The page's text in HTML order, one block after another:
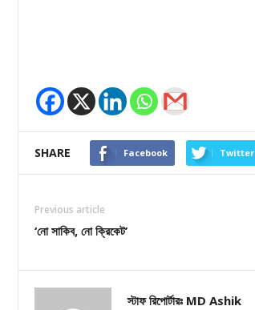
SHARE Facebook Twitter
Previous article
‘নো সাকিব, নো ক্রিকেট’
স্টাফ রিপোর্টারঃ MD Ashik